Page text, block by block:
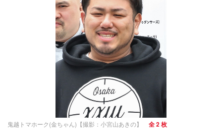
鬼越トマホーク(金ちゃん)【撮影：小宮山あきの】 全 2 枚